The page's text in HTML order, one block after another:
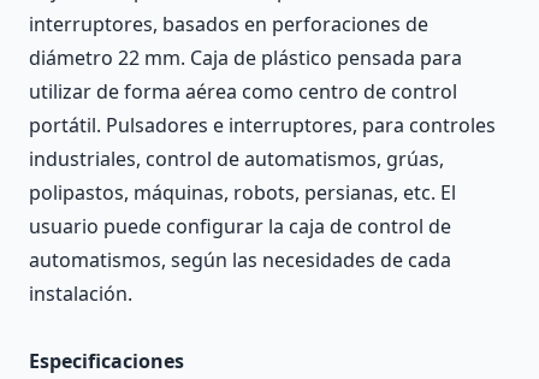
interruptores, basados en perforaciones de
diámetro 22 mm. Caja de plástico pensada para
utilizar de forma aérea como centro de control
portátil. Pulsadores e interruptores, para controles
industriales, control de automatismos, grúas,
polipastos, máquinas, robots, persianas, etc. El
usuario puede configurar la caja de control de
automatismos, según las necesidades de cada
instalación.
Especificaciones